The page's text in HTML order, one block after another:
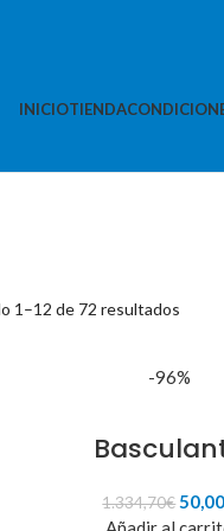
INICIOTIENDA
1–12 de 72 resultados
-96%
1.334,70€ El